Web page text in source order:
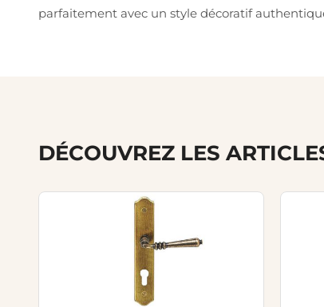
parfaitement avec un style décoratif
DÉCOUVREZ LES